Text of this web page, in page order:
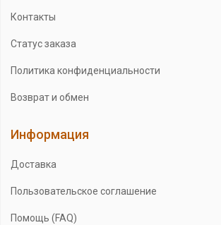
Контакты
Статус заказа
Политика конфиденциальности
Возврат и обмен
Информация
Доставка
Пользовательское соглашение
Помощь (FAQ)